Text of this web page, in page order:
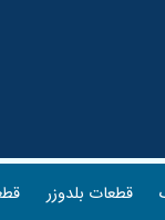
قطعات بلدوزر